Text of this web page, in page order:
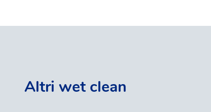
Altri wet clean